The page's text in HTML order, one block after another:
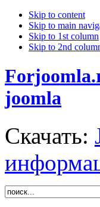
Skip to content
Skip to main
Skip to 1st column
Skip to 2nd
joomla
Скачать: